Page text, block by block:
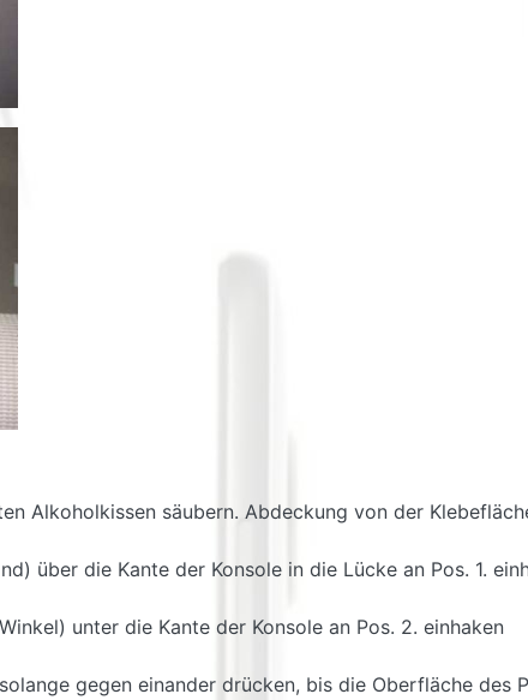
Alkoholkissen säubern. Abdeckung von der
über die Kante der Konsole in die Lücke an Pos. 1.
unter die Kante der Konsole an Pos. 2. einhaken
gegen einander drücken, bis die Oberfläche des